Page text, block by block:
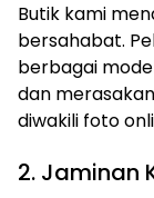
Butik kami
bersahabat.
berbagai
dan
diwakili foto
2. Jaminan